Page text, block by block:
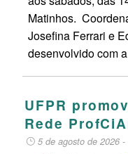
Matinhos.
Josefina Ferrari e
desenvolvido com
UFPR
Rede
5